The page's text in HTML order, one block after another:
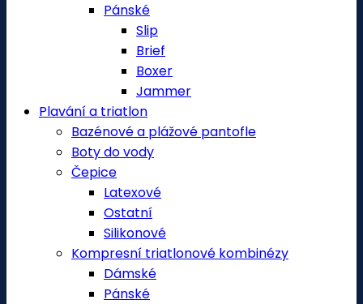
Pánské
Slip
Brief
Boxer
Jammer
Plavání a triatlon
Bazénové a plážové pantofle
Boty do vody
Čepice
Latexové
Ostatní
Silikonové
Kompresní triatlonové kombinézy
Dámské
Pánské